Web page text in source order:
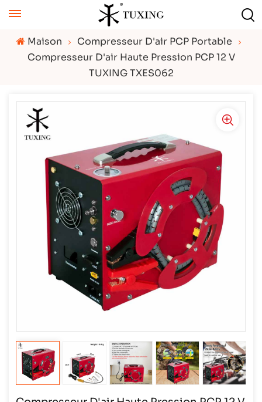
Maison
Compresseur D'air PCP Portable
Compresseur D'air Haute Pression PCP 12 V
TUXING TXES062